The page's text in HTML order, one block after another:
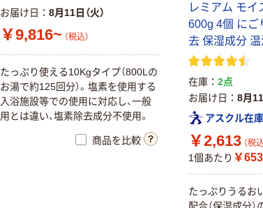
お届け日 8月11日（火）
￥9,816~ （税込）
たっぷり使え る10Kgタイプ（800L の
お湯で約1 25回分）。 塩素を使用する
入浴施設等での使用に対応し、一般
用 とは違い、塩素除去成分不使用。
商品を比較
レミ アム モイ
600g 4個 にご
去 保湿成分 温
在庫
2点
お届け日
8月11
アスクル在
￥2,613 （税込
1個あたり ￥
たっぷり うるお
配合（保湿成分）